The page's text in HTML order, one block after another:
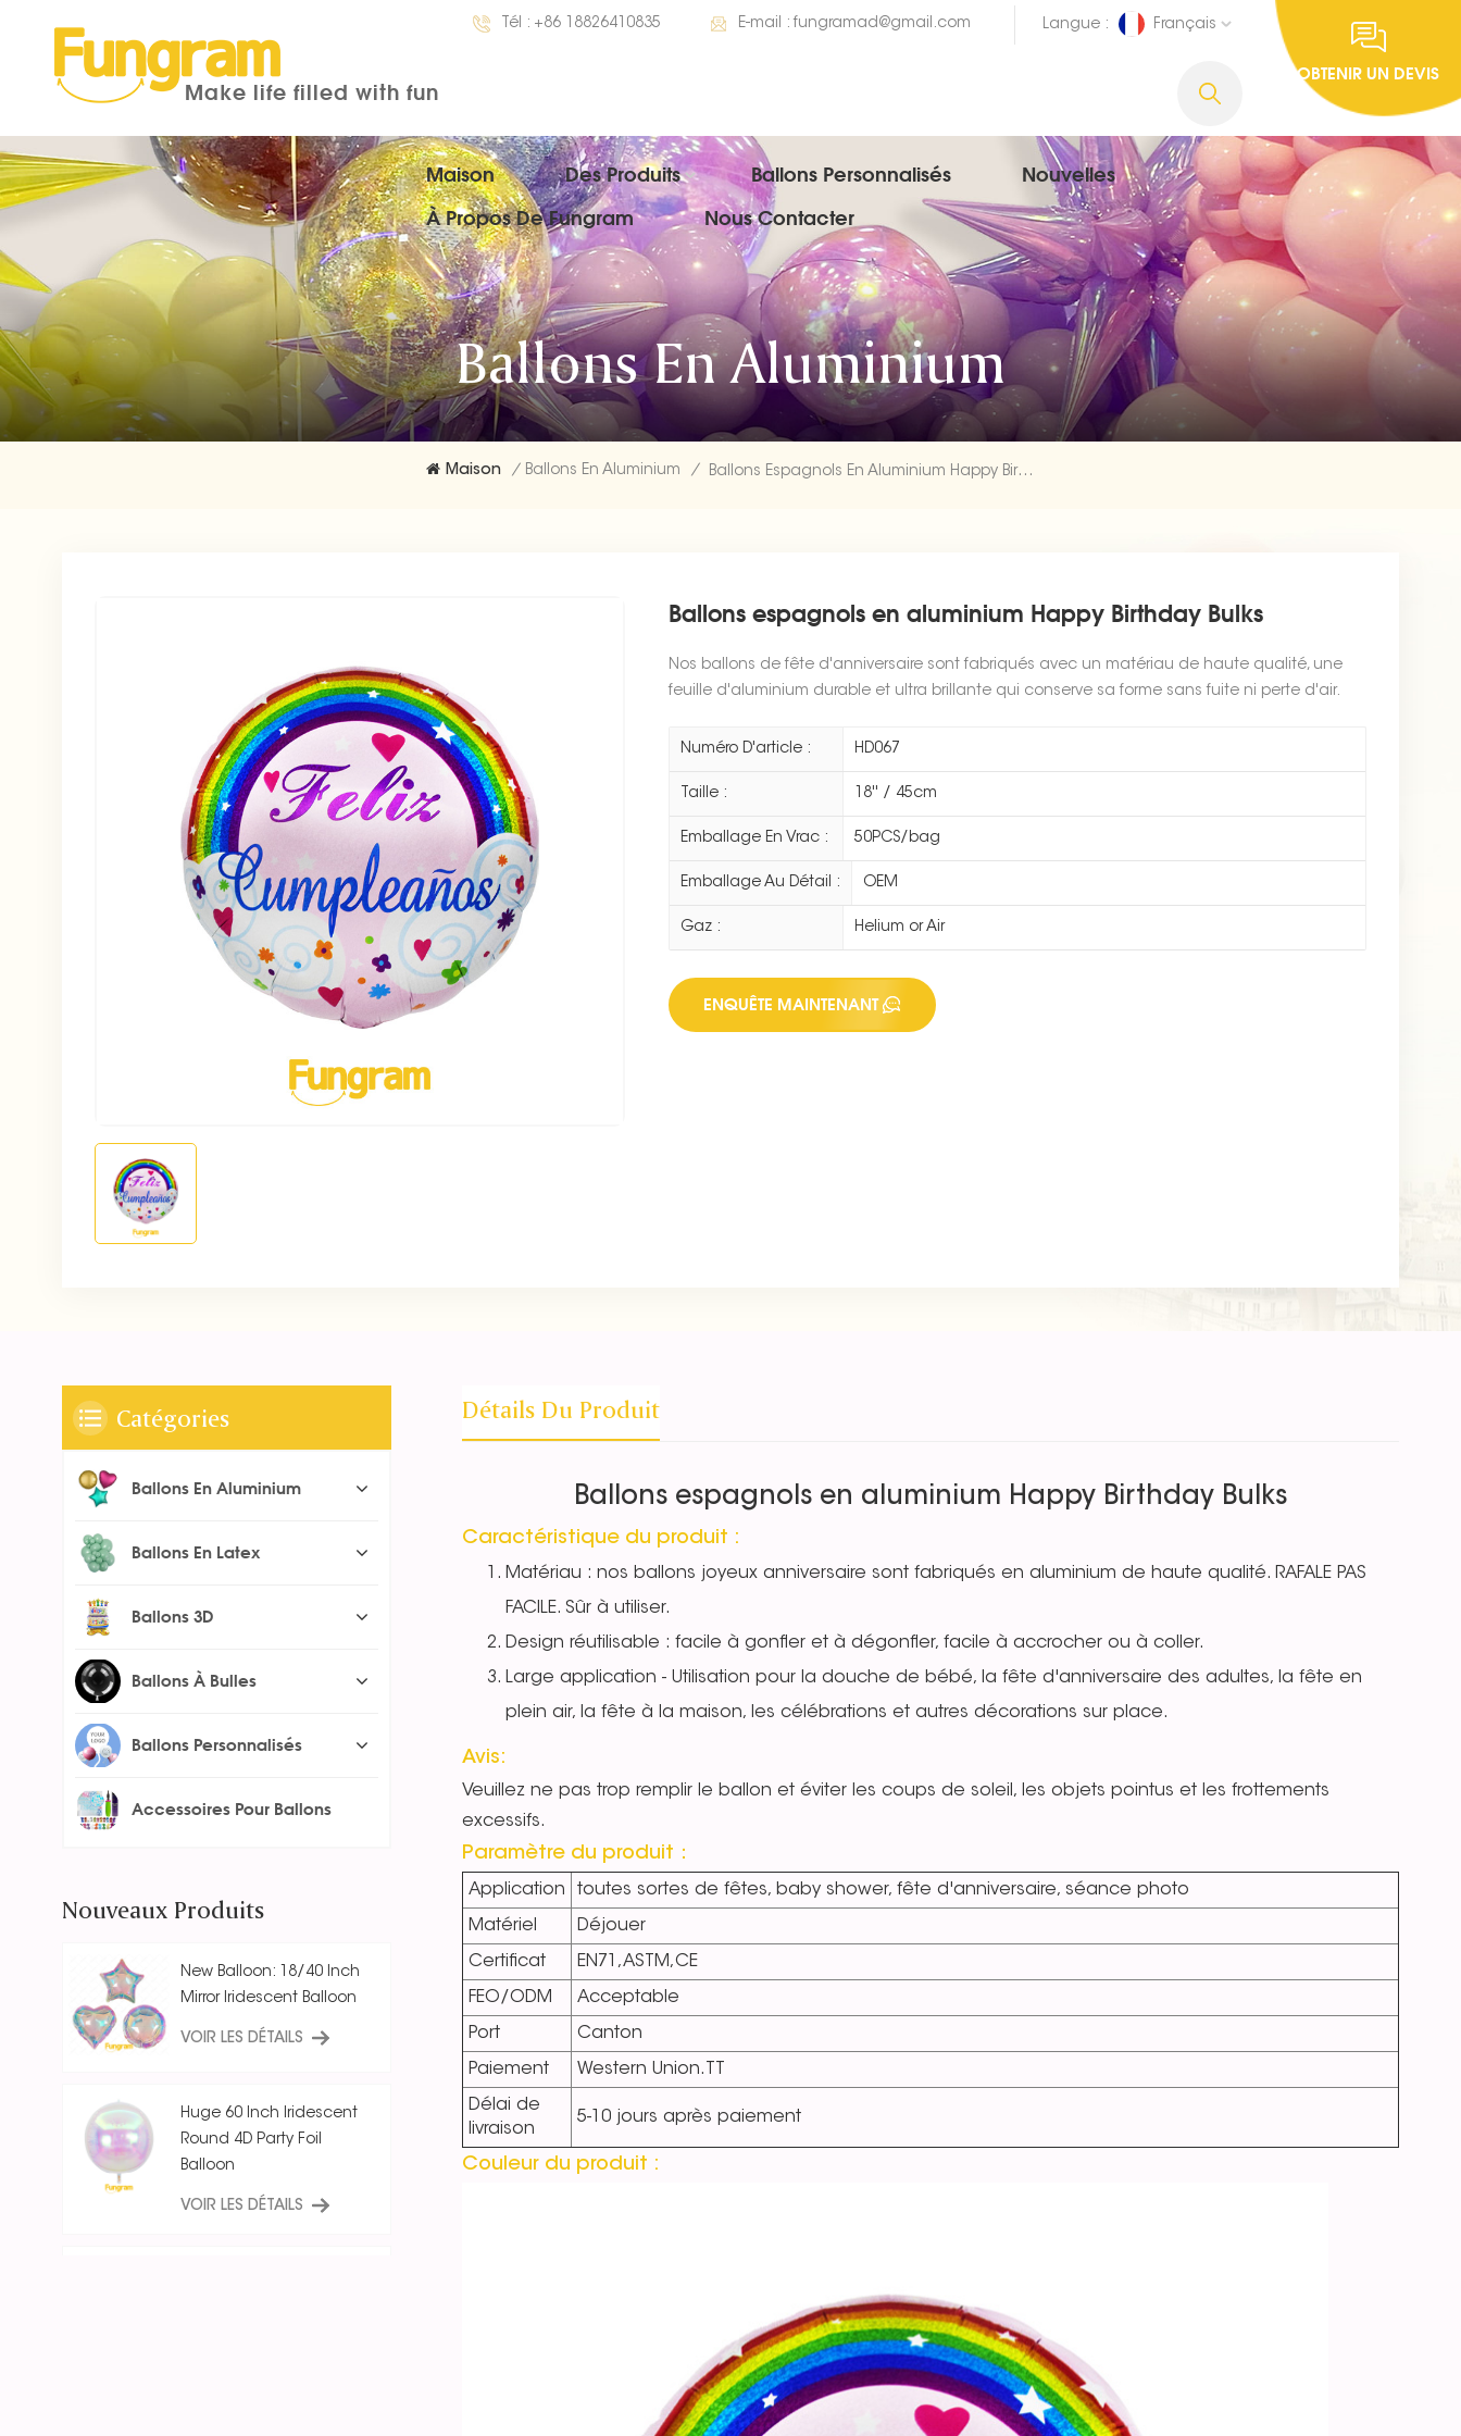
OBTENIR UN DEVIS
Langue : Français
Tél : +86 18826410835 E-mail :fungramad@gmail.com
Maison Des Produits Ballons Personnalisés
Nouvelles
À Propos De Fungram
Nous Contacter
Make life filled with fun
Ballons En Aluminium
Maison / Ballons En Aluminium / Ballons Espagnols En Aluminium Happy Birthday Bulks
Ballons espagnols en aluminium Happy Birthday Bulks
Nos ballons de fête d'anniversaire sont fabriqués avec un matériau de haute qualité, une
feuille d'aluminium durable et ultra brillante qui conserve sa forme sans fuite ni perte d'air.
Numéro D'article : HD067
Taille : 18'' / 45cm
Emballage En Vrac : 50PCS/bag
Emballage Au Détail : OEM
Gaz : Helium or Air
ENQUÊTE MAINTENANT
Détails Du Produit
Ballons espagnols en aluminium Happy Birthday Bulks
Caractéristique du produit :
Matériau : nos ballons joyeux anniversaire sont fabriqués en aluminium de haute qualité. RAFALE PAS
FACILE. Sûr à utiliser.
Design réutilisable : facile à gonfler et à dégonfler, facile à accrocher ou à coller.
Large application - Utilisation pour la douche de bébé, la fête d'anniversaire des adultes, la fête en
plein air, la fête à la maison, les célébrations et autres décorations sur place.
Avis:
Veuillez ne pas trop remplir le ballon et éviter les coups de soleil, les objets pointus et les frottements
excessifs.
Paramètre du produit：
Application toutes sortes de fêtes, baby shower, fête d'anniversaire, séance photo
Matériel Déjouer
Certificat EN71,ASTM,CE
FEO/ODM Acceptable
Port Canton
Paiement Western Union.TT
Délai de
livraison
5-10 jours après paiement
Couleur du produit :
Catégories
Ballons En Aluminium
Ballons En Latex
Ballons 3D
Ballons À Bulles
Ballons Personnalisés
Accessoires Pour Ballons
Nouveaux Produits
New Balloon: 18/40 Inch
Mirror Iridescent Balloon
VOIR LES DÉTAILS
Huge 60 Inch Iridescent
Round 4D Party Foil
Balloon
VOIR LES DÉTAILS